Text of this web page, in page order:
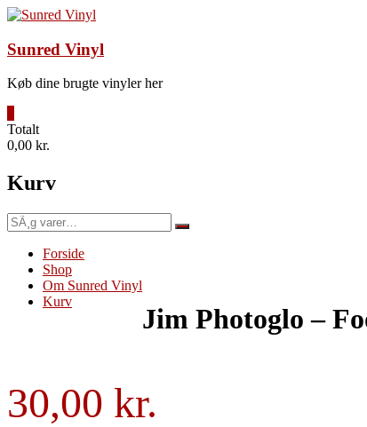
Videre
indhold
Sunred Vinyl
Køb dine brugte vinyler her
Totalt
0,00 kr.
Kurv
SÃ¸g
efter:
Forside
Shop
Om Sunred Vinyl
Kurv
Jim Photoglo –
30,00